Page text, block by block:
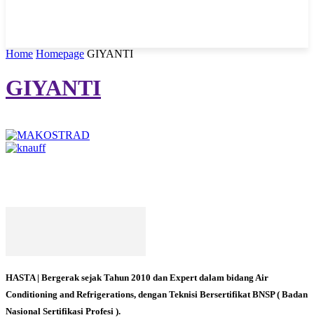
Home Homepage GIYANTI
GIYANTI
HASTA | Bergerak sejak Tahun 2010 dan Expert dalam bidang Air
Conditioning and Refrigerations, dengan Teknisi Bersertifikat BNSP ( Badan
Nasional Sertifikasi Profesi ).